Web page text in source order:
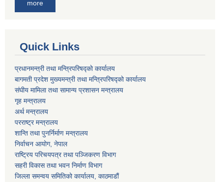
more
Quick Links
प्रधानमन्त्री तथा मन्त्रिपरिषद्को कार्यालय
बागमती प्रदेश मुख्यमन्त्री तथा मन्त्रिपरिषद्को कार्यालय
संघीय मामिला तथा सामान्य प्रशासन मन्त्रालय
गृह मन्त्रालय
अर्थ मन्त्रालय
परराष्ट्र मन्त्रालय
शान्ति तथा पुनर्निर्माण मन्त्रालय
निर्वाचन आयोग, नेपाल
राष्ट्रिय परिचयपत्र तथा पञ्जिकरण विभाग
सहरी विकास तथा भवन निर्माण विभाग
जिल्ला समन्वय समितिको कार्यालय, काठमाडौं